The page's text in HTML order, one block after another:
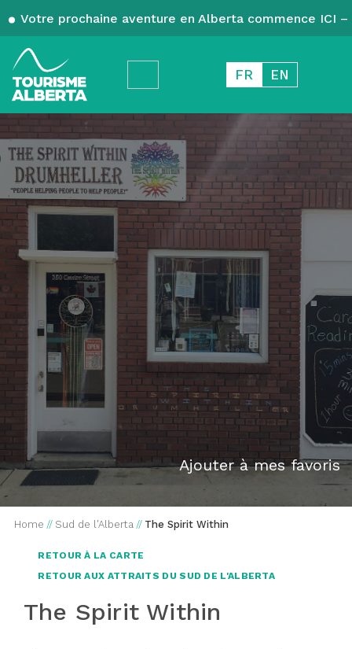
Votre prochaine aventure en Alberta commence ICI
FR EN
Ajouter à mes favoris
Home // Sud de l'Alberta // The Spirit Within
RETOUR À LA CARTE
RETOUR AUX ATTRAITS DU SUD DE L'ALBERTA
The Spirit Within